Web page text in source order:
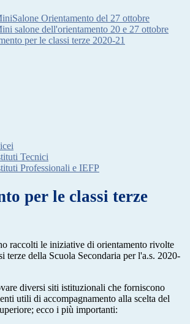
Orientamento del 27 ottobre
salone dell'orientamento 20 e 27 ottobre
per le classi terze 2020-21
Tecnici
Professionali e IEFP
per le classi terze
raccolti le iniziative di orientamento rivolte
terze della Scuola Secondaria per l'a.s. 2020-
diversi siti istituzionali che forniscono
utili di accompagnamento alla scelta del
ecco i più importanti: